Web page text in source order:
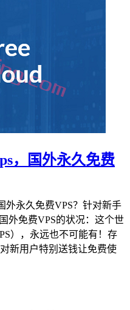
，国外永久免费
外永久免费VPS？针对新手
外免费VPS的状况：这个世
），永远也不可能有！存
新用户特别送钱让免费使